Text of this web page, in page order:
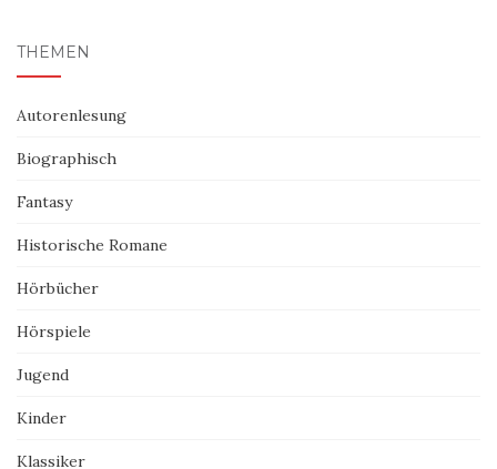
THEMEN
Autorenlesung
Biographisch
Fantasy
Historische Romane
Hörbücher
Hörspiele
Jugend
Kinder
Klassiker